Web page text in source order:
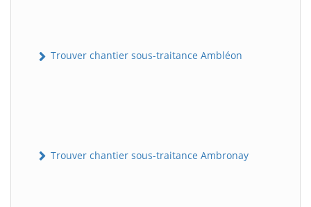
Trouver chantier sous-traitance Ambléon
Trouver chantier sous-traitance Ambronay